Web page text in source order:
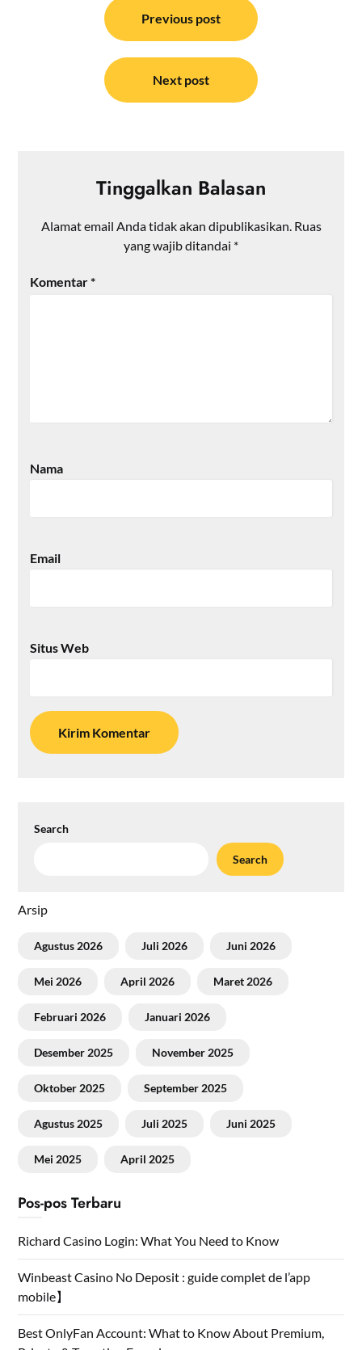
Previous post
Next post
Tinggalkan Balasan
Alamat email Anda tidak akan dipublikasikan. Ruas
yang wajib ditandai *
Komentar*
Nama
Email
Situs Web
Search
Search
Arsip
Agustus 2026 Juli 2026 Juni 2026
Mei 2026 April 2026 Maret 2026
Februari 2026 Januari 2026
Desember 2025 November 2025
Oktober 2025 September 2025
Agustus 2025 Juli 2025 Juni 2025
Mei 2025 April 2025
Pos-pos Terbaru
Richard Casino Login: What You Need to Know
Winbeast Casino No Deposit : guide complet de l’app
mobile】
Best OnlyFan Account: What to Know About Premium,